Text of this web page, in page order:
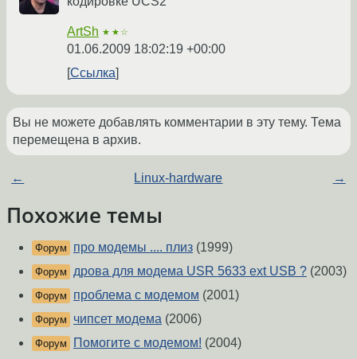
ArtSh ★★☆
01.06.2009 18:02:19 +00:00
Ссылка
Вы не можете добавлять комментарии в эту тему. Тема
перемещена в архив.
← Linux-hardware →
Похожие темы
Форум про модемы .... плиз (1999)
Форум дрова для модема USR 5633 ext USB ? (2003)
Форум проблема с модемом (2001)
Форум чипсет модема (2006)
Форум Помогите с модемом! (2004)